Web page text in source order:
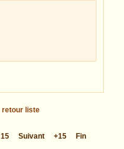
retour liste
15 Suivant +15 Fin